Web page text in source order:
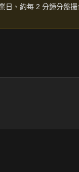
日、約每 2 分鐘分盤